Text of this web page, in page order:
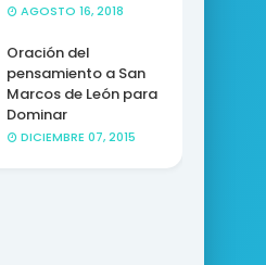
AGOSTO 16, 2018
Oración del
pensamiento a San
Marcos de León para
Dominar
DICIEMBRE 07, 2015